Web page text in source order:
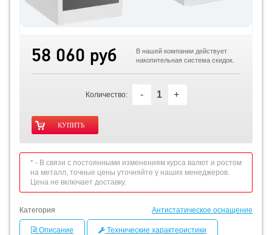
58 060 руб
В нашей компании действует
накопительная система скидок.
Количество: - +
* - В связи с постоянными изменениям курса валют и ростом
на металл, точные цены уточняйте у наших менеджеров.
Цена не включает доставку.
Категория Антистатическое оснащение
Описание Технические характеристики